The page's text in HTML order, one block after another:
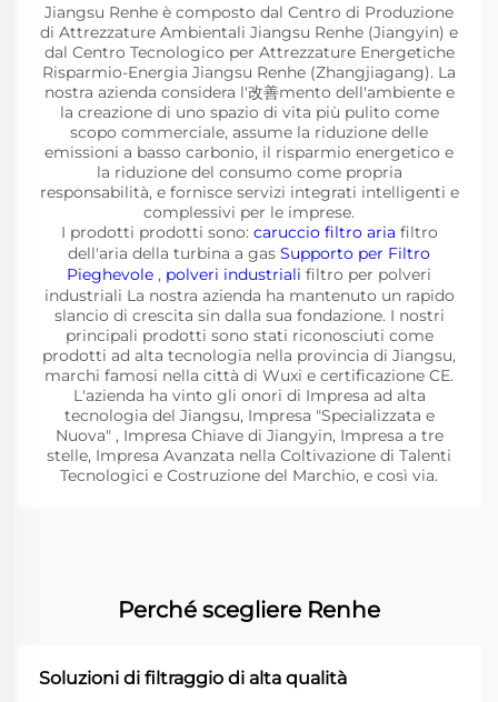
Jiangsu Renhe è composto dal Centro di Produzione
di Attrezzature Ambientali Jiangsu Renhe (Jiangyin) e
dal Centro Tecnologico per Attrezzature Energetiche
Risparmio-Energia Jiangsu Renhe (Zhangjiagang). La
nostra azienda considera l'改善mento dell'ambiente e
la creazione di uno spazio di vita più pulito come
scopo commerciale, assume la riduzione delle
emissioni a basso carbonio, il risparmio energetico e
la riduzione del consumo come propria
responsabilità, e fornisce servizi integrati intelligenti e
complessivi per le imprese.
I prodotti prodotti sono: caruccio filtro aria filtro
dell'aria della turbina a gas Supporto per Filtro
Pieghevole , polveri industriali filtro per polveri
industriali La nostra azienda ha mantenuto un rapido
slancio di crescita sin dalla sua fondazione. I nostri
principali prodotti sono stati riconosciuti come
prodotti ad alta tecnologia nella provincia di Jiangsu,
marchi famosi nella città di Wuxi e certificazione CE.
L'azienda ha vinto gli onori di Impresa ad alta
tecnologia del Jiangsu, Impresa "Specializzata e
Nuova" , Impresa Chiave di Jiangyin, Impresa a tre
stelle, Impresa Avanzata nella Coltivazione di Talenti
Tecnologici e Costruzione del Marchio, e così via.
Perché scegliere Renhe
Soluzioni di filtraggio di alta qualità